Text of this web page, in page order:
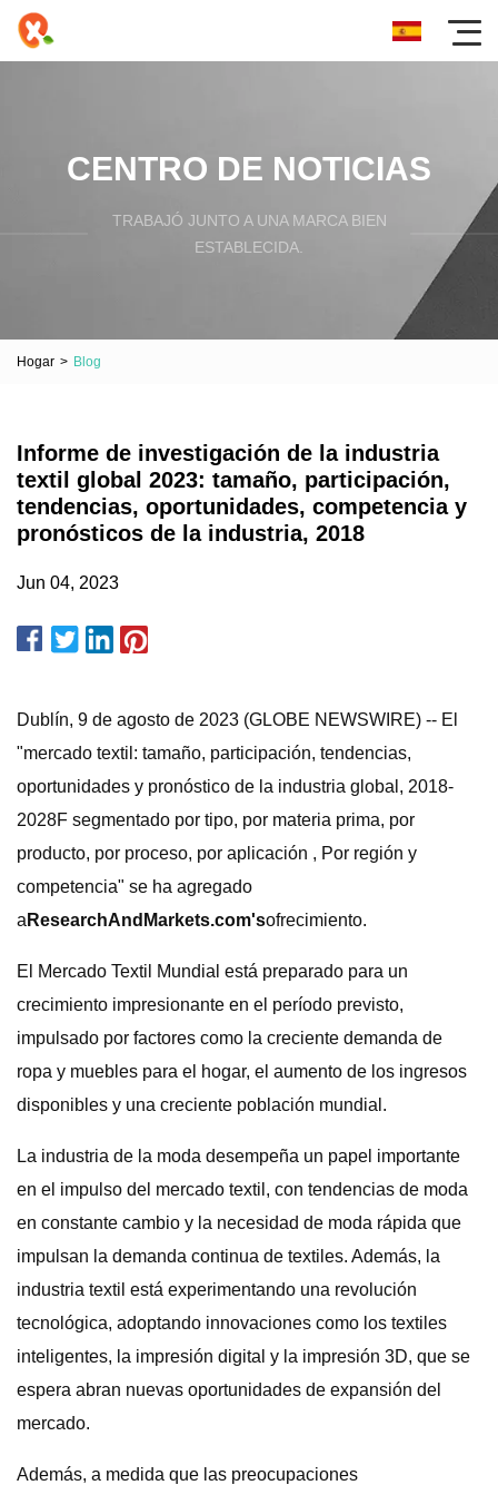
CENTRO DE NOTICIAS
TRABAJÓ JUNTO A UNA MARCA BIEN
ESTABLECIDA.
Hogar > Blog
Informe de investigación de la industria
textil global 2023: tamaño, participación,
tendencias, oportunidades, competencia y
pronósticos de la industria, 2018
Jun 04, 2023
Dublín, 9 de agosto de 2023 (GLOBE NEWSWIRE) -- El
"mercado textil: tamaño, participación, tendencias,
oportunidades y pronóstico de la industria global, 2018-
2028F segmentado por tipo, por materia prima, por
producto, por proceso, por aplicación , Por región y
competencia" se ha agregado
a ResearchAndMarkets.com'sofrecimiento.
El Mercado Textil Mundial está preparado para un
crecimiento impresionante en el período previsto,
impulsado por factores como la creciente demanda de
ropa y muebles para el hogar, el aumento de los ingresos
disponibles y una creciente población mundial.
La industria de la moda desempeña un papel importante
en el impulso del mercado textil, con tendencias de moda
en constante cambio y la necesidad de moda rápida que
impulsan la demanda continua de textiles. Además, la
industria textil está experimentando una revolución
tecnológica, adoptando innovaciones como los textiles
inteligentes, la impresión digital y la impresión 3D, que se
espera abran nuevas oportunidades de expansión del
mercado.
Además, a medida que las preocupaciones